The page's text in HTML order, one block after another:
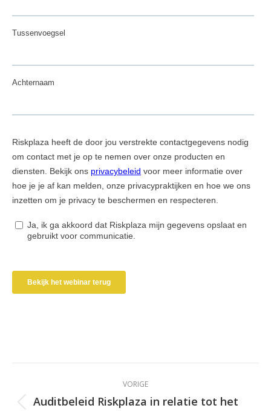
navigatie
VORIGE
Vorig
Auditbeleid Riskplaza in relatie tot het